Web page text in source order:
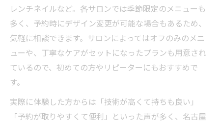
レンチネイルなど。各サロンでは季節限定のメニューも
多く、予約時にデザイン変更が可能な場合もあるため、
気軽に相談できます。サロンによってはオフのみのメニ
ューや、丁寧なケアがセットになったプランも用意され
ているので、初めての方やリピーターにもおすすめで
す。
実際に体験した方からは「技術が高くて持ちも良い」
「予約が取りやすくて便利」といった声が多く、名古屋